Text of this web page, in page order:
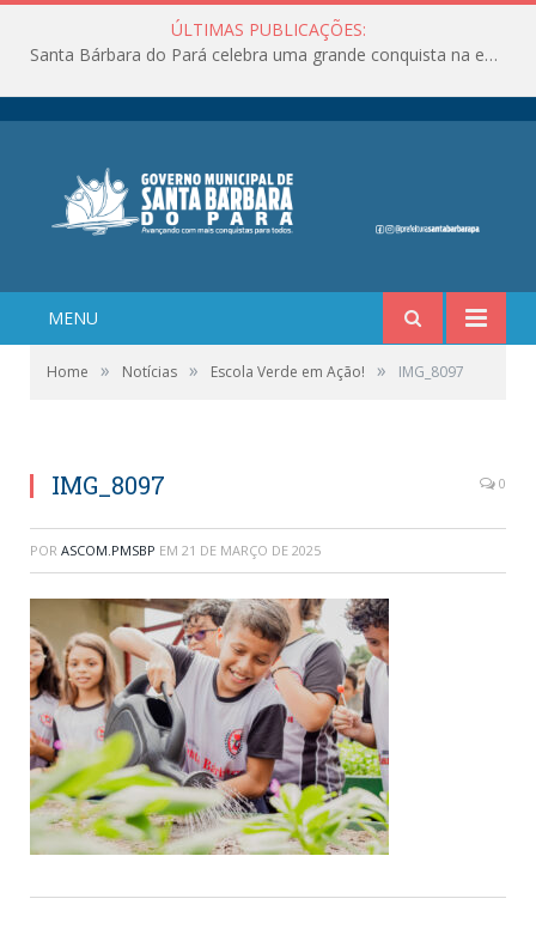
ÚLTIMAS PUBLICAÇÕES:
Santa Bárbara do Pará celebra uma grande conquista na educação!
MENU
Home » Notícias » Escola Verde em Ação! » IMG_8097
IMG_8097 0
POR ASCOM.PMSBP EM 21 DE MARÇO DE 2025